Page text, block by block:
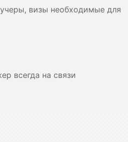
визы необходимые для
всегда на связи